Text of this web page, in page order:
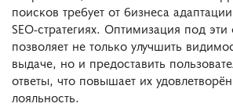
поисков требует от бизнеса
SEO-стратегиях. Оптимизация под
позволяет не только улучшить
выдаче, но и предоставить
ответы, что повышает их
лояльность.